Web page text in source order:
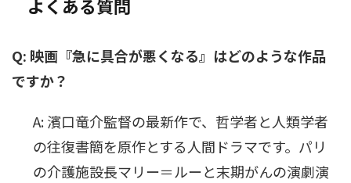
よくある質問
Q: 映画『急に具合が悪くなる』はどのような作品
ですか？
A: 濱口竜介監督の最新作で、哲学者と人類学者
の往復書簡を原作とする人間ドラマです。パリ
の介護施設長マリー＝ルーと末期がんの演劇演